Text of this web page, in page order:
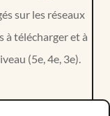
sur les réseaux
à télécharger et à
(5e, 4e, 3e).